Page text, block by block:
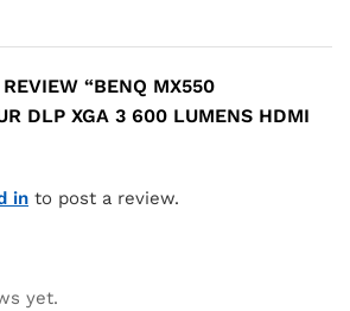
“BENQ MX550
DLP XGA 3 600 LUMENS HDMI
in to post a review.
yet.